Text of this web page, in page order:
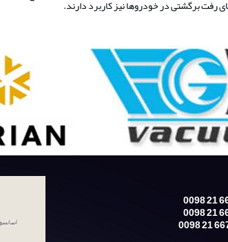
رفت برگشتی در خودروها نیز کاربرد دارند.